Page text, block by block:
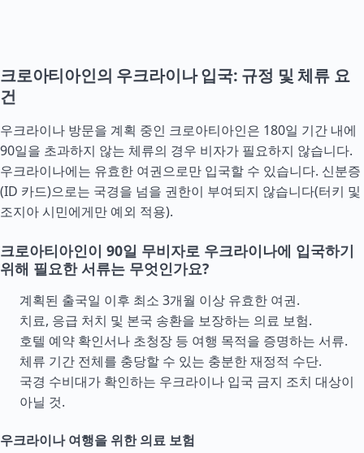
크로아티아인의 우크라이나 입국: 규정 및 체류 요
건
우크라이나 방문을 계획 중인 크로아티아인은 180일 기간 내에
90일을 초과하지 않는 체류의 경우 비자가 필요하지 않습니다.
우크라이나에는 유효한 여권으로만 입국할 수 있습니다. 신분증
(ID 카드)으로는 국경을 넘을 권한이 부여되지 않습니다(터키 및
조지아시민에게만 예외 적용).
크로아티아인이 90일 무비자로 우크라이나에 입국하기
위해 필요한 서류는 무엇인가요?
계획된 출국일 이후 최소 3개월 이상 유효한 여권.
치료, 응급 처치 및 본국 송환을 보장하는 의료 보험.
호텔 예약 확인서나 초청장 등 여행 목적을 증명하는 서류.
체류 기간 전체를 충당할 수 있는 충분한 재정적 수단.
국경 수비대가 확인하는 우크라이나 입국 금지 조치 대상이
아닐 것.
우크라이나 여행을 위한 의료 보험